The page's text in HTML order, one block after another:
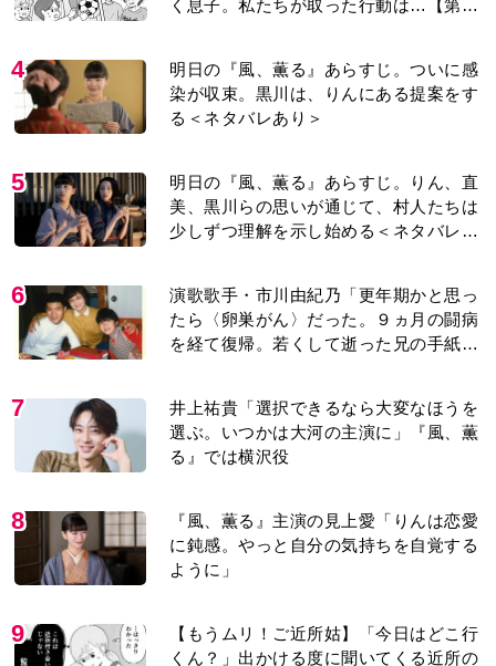
5
明日の『風、薫る』あらすじ。りん、直
少しずつ理解を示し始める＜ネタバレあ
り＞
6
演歌歌手・市川由紀乃「更年期かと思っ
を経て復帰。若くして逝った兄の手紙を
今も支えに」【2026上半期BEST】
7
井上祐貴「選択できるなら大変なほうを
る』では横沢役
8
『風、薫る』主演の見上愛「りんは恋愛
ように」
9
【もうムリ！ご近所姑】「今日はどこ行
おばさん。毎日監視される生活が始ま
り…【第1話】
10
エスカレートして…【第2話】